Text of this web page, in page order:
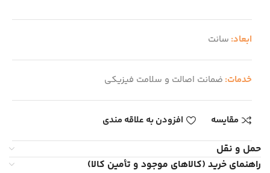
ابعاد: سانت
خدمات: ضمانت اصالت و سلامت فیزیکی
مقایسه افزودن به علاقه مندی
حمل و نقل
راهنمای خرید (کالاهای موجود و تأمین کالا)